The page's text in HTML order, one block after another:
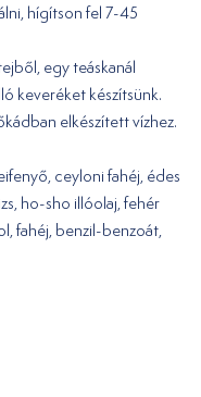
hígítson fel 7-45
egy teáskanál
keveréket készítsünk.
elkészített vízhez.
ceyloni fahéj, édes
ho-sho illóolaj, fehér
fahéj, benzil-benzoát,